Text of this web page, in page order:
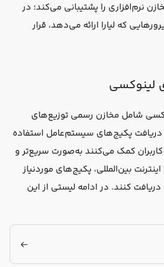
نرم‌افزاری را پشتیبانی می‌کند؛ در
که لیارا ارائه می‌دهد، قرار
لینوکسی
شامل مخازن رسمی توزیع‌های
پکیج‌های سیستم‌عامل استفاده
کمک می‌کنند به‌صورت سریع‌تر و
اینترنت بین‌المللی، پکیج‌های موردنیاز
کنند. در ادامه لیستی از این